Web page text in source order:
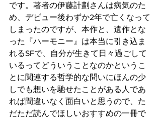
です。著者の伊藤計劃さんは病気のた
め、デビュー後わずか2年で亡くなって
しまったのですが、本作と、遺作とな
った『ハーモニー』は本当に引き込ま
れるSFで、自分が生きて日々過ごして
いるってどういうことなのかというこ
とに関連する哲学的な問いにほんの少
しでも想いを馳せたことがある人であ
れば間違いなく面白いと思うので、た
だただ読んでほしいおすすめの一冊で